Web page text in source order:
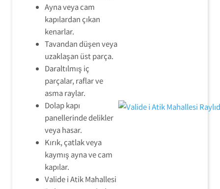
Ayna veya cam
kapılardan çıkan
kenarlar.
Tavandan düşen veya
uzaklaşan üst parça.
Daraltılmış iç
parçalar, raflar ve
asma raylar.
Dolap kapı
panellerinde delikler
veya hasar.
Kırık, çatlak veya
kaymış ayna ve cam
kapılar.
Valide i Atik Mahallesi